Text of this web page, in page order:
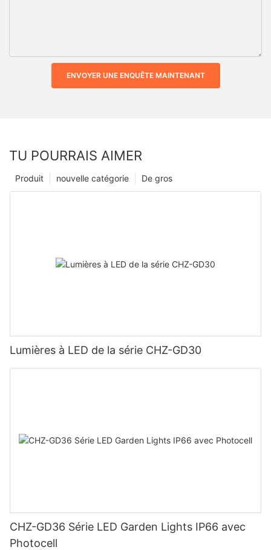
ENVOYER UNE ENQUÊTE MAINTENANT
TU POURRAIS AIMER
De gros
nouvelle catégorie
Produit
Lumières à LED de la série CHZ-GD30
CHZ-GD36 Série LED Garden Lights IP66 avec
Photocell